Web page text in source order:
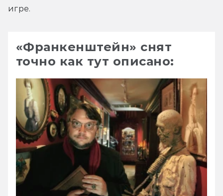
игре.
«Франкенштейн» снят
точно как тут описано: